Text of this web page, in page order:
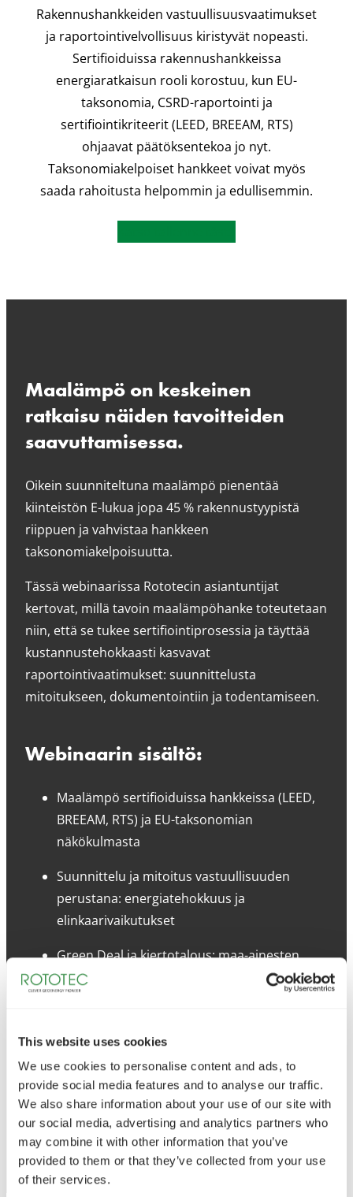
This website uses cookies
We use cookies to personalise content and ads, to
provide social media features and to analyse our traffic.
We also share information about your use of our site with
our social media, advertising and analytics partners who
may combine it with other information that you’ve
provided to them or that they’ve collected from your use
of their services.
Rakennushankkeiden vastuullisuusvaatimukset
ja raportointivelvollisuus kiristyvät nopeasti.
Sertifioiduissa rakennushankkeissa
energiaratkaisun rooli korostuu, kun EU-
taksonomia, CSRD-raportointi ja
sertifiointikriteerit (LEED, BREEAM, RTS)
ohjaavat päätöksentekoa jo nyt.
Taksonomiakelpoiset hankkeet voivat myös
saada rahoitusta helpommin ja edullisemmin.
Maalämpö on keskeinen
ratkaisu näiden tavoitteiden
saavuttamisessa.
Oikein suunniteltuna maalämpö pienentää
kiinteistön E-lukua jopa 45 % rakennustyypistä
riippuen ja vahvistaa hankkeen
taksonomiakelpoisuutta.
Tässä webinaarissa Rototecin asiantuntijat
kertovat, millä tavoin maalämpöhanke toteutetaan
niin, että se tukee sertifiointiprosessia ja täyttää
kustannustehokkaasti kasvavat
raportointivaatimukset: suunnittelusta
mitoitukseen, dokumentointiin ja todentamiseen.
Webinaarin sisältö:
Maalämpö sertifioiduissa hankkeissa (LEED,
BREEAM, RTS) ja EU-taksonomian
näkökulmasta
Suunnittelu ja mitoitus vastuullisuuden
perustana: energiatehokkuus ja
elinkaarivaikutukset
Green Deal ja kiertotalous: maa-ainesten
hyödyntäminen ja vähäpäästöinen työmaa
raportointivaatimukset ja
Q&A: kysy asiantuntijoilta omaan
hankkeeseesi liittyen!